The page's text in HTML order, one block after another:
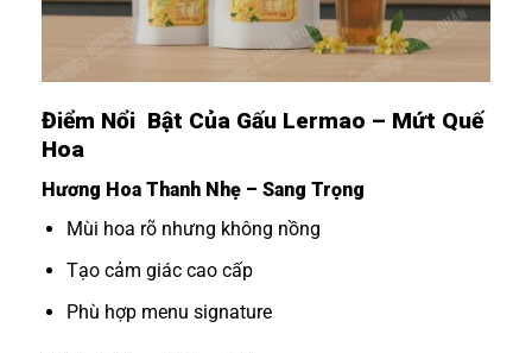
Điểm Nổi Bật Của Gấu Lermao – Mứt Quế
Hoa
Hương Hoa Thanh Nhẹ – Sang Trọng
Mùi hoa rõ nhưng không nồng
Tạo cảm giác cao cấp
Phù hợp menu signature